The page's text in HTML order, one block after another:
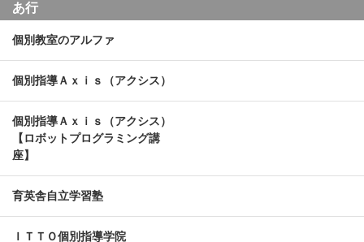
あ行
個別教室のアルファ
個別指導Ａｘｉｓ（アクシス）
個別指導Ａｘｉｓ（アクシス）
【ロボットプログラミング講
座】
育英舎自立学習塾
ＩＴＴＯ個別指導学院